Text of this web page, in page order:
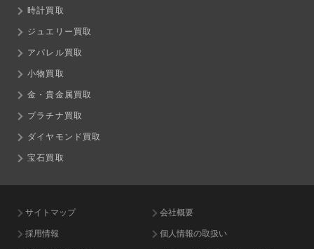
時計買取
ジュエリー買取
アパレル買取
小物買取
金・貴金属買取
プラチナ買取
ダイヤモンド買取
宝石買取
サイトマップ 会社概要
採用情報 個人情報の取扱い